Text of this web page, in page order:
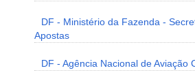
DF - Ministério da Fazenda -
Apostas
DF - Agência Nacional de Aviação